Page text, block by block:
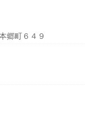
郷町６４９